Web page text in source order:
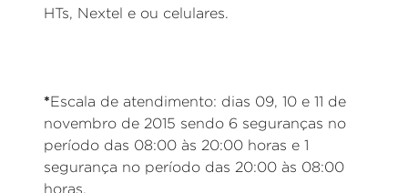
HTs, Nextel e ou celulares.
*Escala de atendimento: dias 09, 10 e 11 de
novembro de 2015 sendo 6 seguranças no
período das 08:00 às 20:00 horas e 1
segurança no período das 20:00 às 08:00
horas.